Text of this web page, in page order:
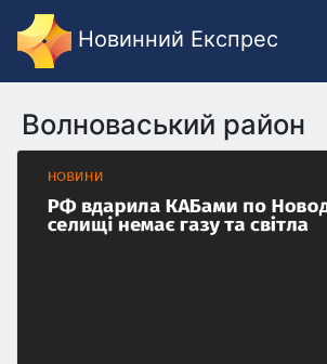
Новинний Експрес
Волноваський район